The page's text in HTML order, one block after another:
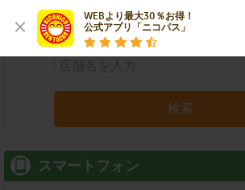
WEBより最大30％お得！
公式アプリ「ニコパス」
店舗名 駅名
検索
スマートフォン